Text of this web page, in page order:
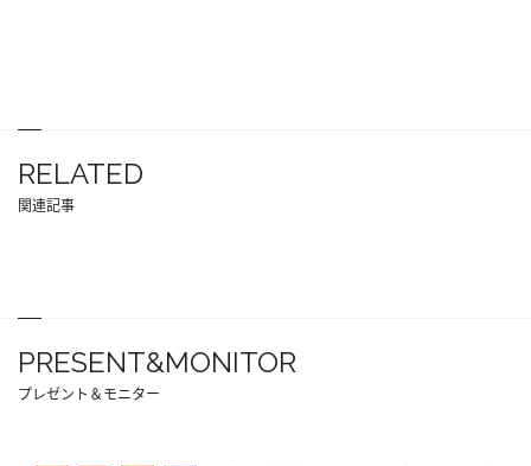
RELATED
関連記事
PRESENT&MONITOR
プレゼント＆モニター